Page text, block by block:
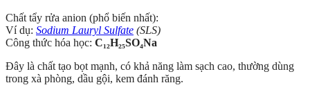
Chất tẩy rửa anion (phổ biến nhất):
Ví dụ: Sodium Lauryl Sulfate (SLS)
Công thức hóa học: C₁₂H₂₅SO₄Na
Đây là chất tạo bọt mạnh, có khả năng làm sạch cao, thường dùng
trong xà phòng, dầu gội, kem đánh răng.